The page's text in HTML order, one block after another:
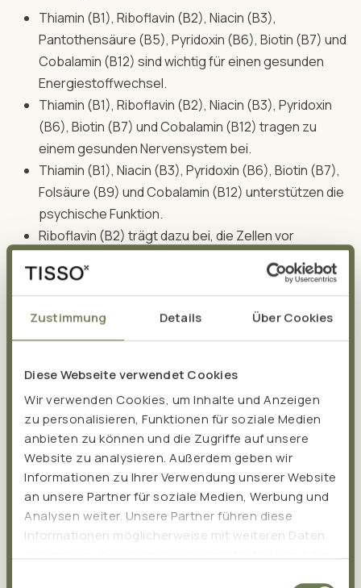
Zustimmung Details Über Cookies
Diese Webseite verwendet Cookies
Wir verwenden Cookies, um Inhalte und Anzeigen
zu personalisieren, Funktionen für soziale Medien
anbieten zu können und die Zugriffe auf unsere
Website zu analysieren. Außerdem geben wir
Informationen zu Ihrer Verwendung unserer Website
an unsere Partner für soziale Medien, Werbung und
Analysen weiter. Unsere Partner führen diese
Informationen möglicherweise mit weiteren Daten
Thiamin (B1), Riboflavin (B2), Niacin (B3),
Pantothensäure (B5), Pyridoxin (B6), Biotin (B7) und
Cobalamin (B12) sind wichtig für einen gesunden
Energiestoffwechsel.
Thiamin (B1), Riboflavin (B2), Niacin (B3), Pyridoxin
(B6), Biotin (B7) und Cobalamin (B12) tragen zu
einem gesunden Nervensystem bei.
Thiamin (B1), Niacin (B3), Pyridoxin (B6), Biotin (B7),
Folsäure (B9) und Cobalamin (B12) unterstützen die
psychische Funktion.
Riboflavin (B2) trägt dazu bei, die Zellen vor
oxidativem Stress zu schützen.
Riboflavin (B2), Niacin (B3), Pantothensäure (B5),
Pyridoxin (B6), Folsäure (B9) und Cobalamin (B12)
können zur Reduzierung von Müdigkeit und
Ermüdung beitragen.
Homocystein ist ein Abfallprodukt aus dem
menschlichen Eiweißstoffwechsel
(Methioninstoffwechsel), das von den drei
Vitaminen um- bzw. abgebaut wird.
Pyridoxin (B6) ist an der Cystein-Synthese beteiligt.
Cystein ist eine Aminosäure, die als Ausgangsstoff
für verschiedene Verbindungen, darunter